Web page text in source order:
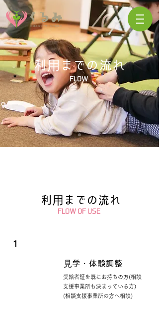
利用までの流れ
FLOW
FLOW OF USE
利用までの流れ
1
見学・体験調整
受給者証を既にお持ちの方(相談
支援事業所も決まっている方)
(相談支援事業所の方へ相談)